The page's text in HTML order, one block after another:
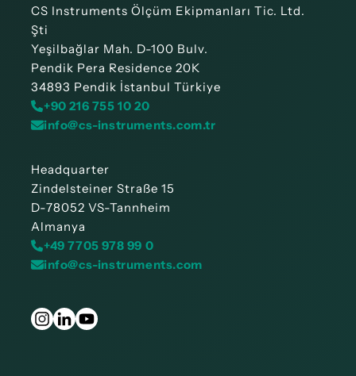
CS Instruments Ölçüm Ekipmanları Tic. Ltd.
Şti
Yeşilbağlar Mah. D-100 Bulv.
Pendik Pera Residence 20K
34893 Pendik İstanbul Türkiye
+90 216 755 10 20
info@cs-instruments.com.tr
Headquarter
Zindelsteiner Straße 15
D-78052 VS-Tannheim
Almanya
+49 7705 978 99 0
info@cs-instruments.com